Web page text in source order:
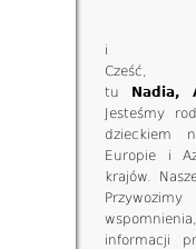
i
Cześć,
tu
Nadia,
Jesteśmy
dzieckiem
Europie i
krajów.
informacji